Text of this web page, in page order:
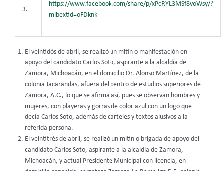
3.
https://www.facebook.com/share/p/xPcRYL3MSf8voWsy/?
mibextid=oFDknk
El veintidós de abril, se realizó un mitin o manifestación en
apoyo del candidato Carlos Soto, aspirante a la alcaldía de
Zamora, Michoacán, en el domicilio Dr. Alonso Martínez, de la
colonia Jacarandas, afuera del centro de estudios superiores de
Zamora, A.C., lo que se afirma así, pues se observan hombres y
mujeres, con playeras y gorras de color azul con un logo que
decía Carlos Soto, además de carteles y textos alusivos a la
referida persona.
El veintitrés de abril, se realizó un mitin o brigada de apoyo del
candidato Carlos Soto, aspirante a la alcaldía de Zamora,
Michoacán, y actual Presidente Municipal con licencia, en